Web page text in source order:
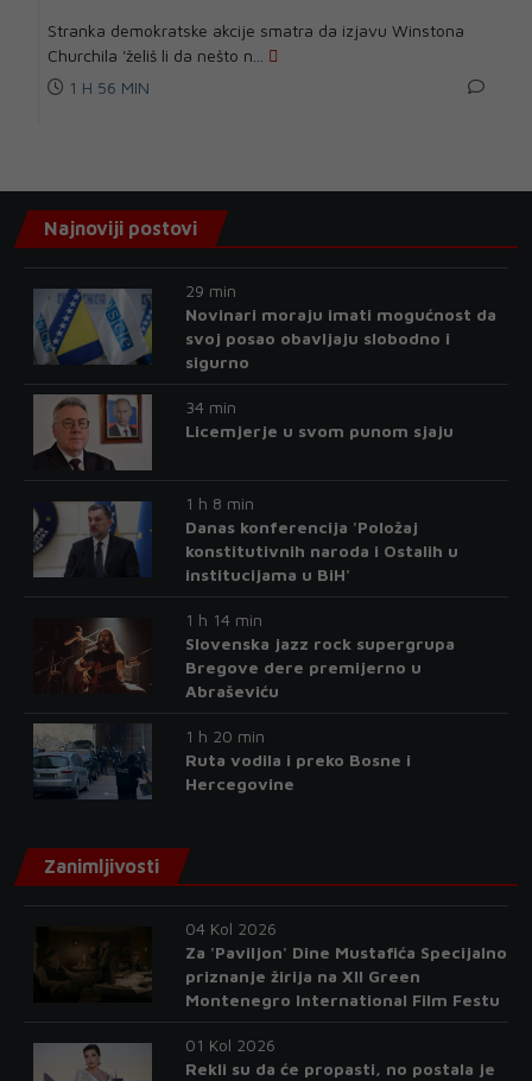
Stranka demokratske akcije smatra da izjavu Winstona
Churchila 'želiš li da nešto n...
1 H 56 MIN
Najnoviji postovi
29 min
Novinari moraju imati mogućnost da
svoj posao obavljaju slobodno i
sigurno
34 min
Licemjerje u svom punom sjaju
1 h 8 min
Danas konferencija 'Položaj
konstitutivnih naroda i Ostalih u
institucijama u BiH'
1 h 14 min
Slovenska jazz rock supergrupa
Bregove dere premijerno u
Abraševiću
1 h 20 min
Ruta vodila i preko Bosne i
Hercegovine
Zanimljivosti
04 Kol 2026
Za 'Paviljon' Dine Mustafića Specijalno
priznanje žirija na XII Green
Montenegro International Film Festu
01 Kol 2026
Rekli su da će propasti, no postala je